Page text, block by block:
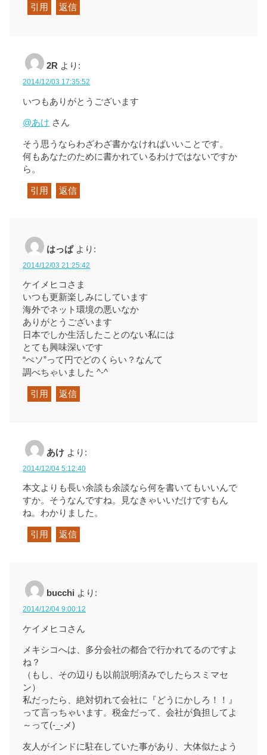
引用 返信
2R より:
2014/12/03 17:35:52
いつもありがとうございます
@あけ さん
そう思うならわざわざ書かなければいいことです。
何もあなたのために書かれているわけではないですか
ら。
引用 返信
はっぱ より:
2014/12/03 21:25:42
ケイメヒコさま
いつも更新楽しみにしています
海外でネット環境の悪いなか
ありがとうございます
日本でしか生活したことのない私には
とても興味深いです
“ぺソ”って円でどのくらい？なんて
調べちゃいました ^-^
引用 返信
あけ より:
2014/12/04 5:12:40
本文よりも長い余談も余談なら何を書いてもいいんで
すか。そうなんですね。見なきゃいいだけですもん
ね。わかりました。
引用 返信
bucchi より:
2014/12/04 9:00:12
ケイメヒコさん
メキシコへは、多分会社の都合で行かれてるのですよ
ね？
（もし、その辺りも以前説明済みでしたらスミマセ
ン）
私だったら、絶対切れて会社に『どうにかしろ！！』
って言っちゃいます。税金だって、会社が負担してよ
～って(-_-メ)
友人がインドに駐在していた事があり、大体似たよう